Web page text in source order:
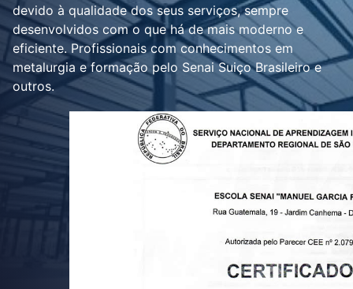
devido à qualidade dos seus serviços, sempre
desenvolvidos com o que há de mais moderno e
eficiente. Profissionais com conhecimentos em
metalurgia e formação pelo Senai Suiço Brasileiro e
outros.